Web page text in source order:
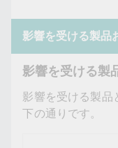
影響を受ける製品
影響を受ける製
影響を受ける製品
下の通りです。